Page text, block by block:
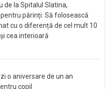
de la Spitalul Slatina,
părinți: Să folosească
cu o diferență de cel mult 10
cea interioară
o aniversare de un an
copil